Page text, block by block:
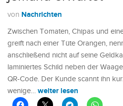
von Nachrichten
Zwischen Tomaten, Chipas und
greift nach einer Tüte Orangen,
anschließend nicht auf seine
laminiertes Schild neben der
QR-Code. Der Kunde scannt ihn
wenige… weiter lesen